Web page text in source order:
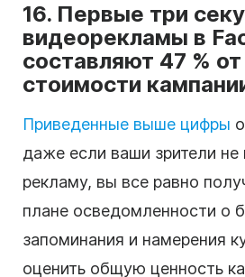
16. Первые три
видеорекламы в
составляют 47 %
стоимости
Приведенные выше цифры
даже если ваши зрители
рекламу, вы все равно
плане осведомленности о
запоминания и намерения
оценить общую ценность